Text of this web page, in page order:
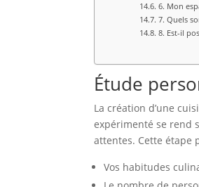
6. Mon
7. Quels
8. Est-il
Étude
La création d’une
expérimenté se rend
attentes. Cette étape
Vos habitudes